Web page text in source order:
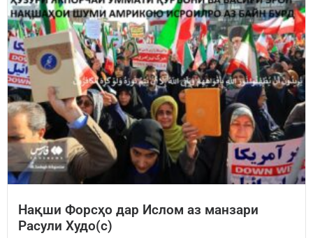
Нақши Форсҳо дар Ислом аз манзари
Расули Худо(с)